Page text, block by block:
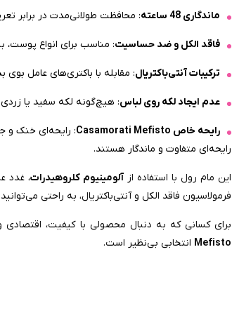
ماندگاری 48 ساعته : محافظت طولانی‌مدت در برابر
فاقد الکل و ضد حساسیت: مناسب برای انواع
ترکیبات آنتی‌باکتریال: مقابله با باکتری‌های عامل
عدم ایجاد لکه روی لباس: هیچ‌گونه لکه سفید یا زردی
رایحه خاص Casamorati Mefisto
: رایحه‌ای خنک و
رایحه‌ای متفاوت و ماندگار هستند.
این مام رول با استفاده ازآلومینیوم کلروهیدرات، غدد
فرمولاسیون فاقد الکل و آنتی‌باکتریال، به راحتی
برای کسانی که به دنبال محصولی با کیفیت،
Mefisto انتخابی بی‌نظیر است.